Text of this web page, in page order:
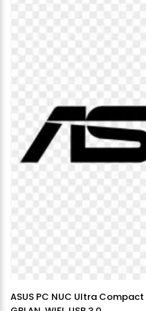
ASUS PC NUC Ultra Compact